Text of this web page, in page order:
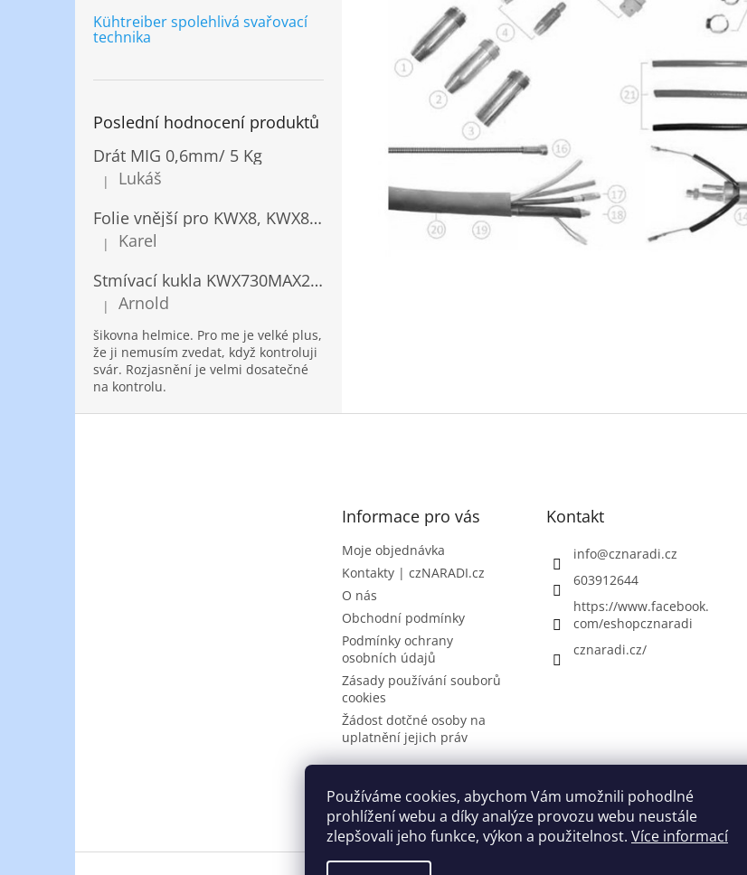
Používáme cookies, abychom Vám umožnili pohodlné
prohlížení webu a díky analýze provozu webu neustále
zlepšovali jeho funkce, výkon a použitelnost. Více informací
Kühtreiber spolehlivá svařovací
technika
Poslední hodnocení produktů
Drát MIG 0,6mm/ 5 Kg
Hodnocení produktu je 5 z 5 hvězdiček.
|
Lukáš
Folie vnější pro KWX8, KWX820/ 10ks
Hodnocení produktu je 5 z 5 hvězdiček.
|
Karel
Stmívací kukla KWX730MAX2,5!® + NANOClean
Hodnocení produktu je 5 z 5 hvězdiček.
| Arnold
šikovna helmice. Pro me je velké plus,
že ji nemusím zvedat, když kontroluji
svár. Rozjasnění je velmi dosatečné
na kontrolu.
Informace pro vás
Moje objednávka
Kontakty | czNARADI.cz
O nás
Obchodní podmínky
Podmínky ochrany
osobních údajů
Zásady používání souborů
cookies
Žádost dotčné osoby na
uplatnění jejich práv
Kontakt
info@cznaradi.cz
603912644
https://www.facebook.
com/eshopcznaradi
cznaradi.cz/
Možnosti doručení Nakupovani Možností platby